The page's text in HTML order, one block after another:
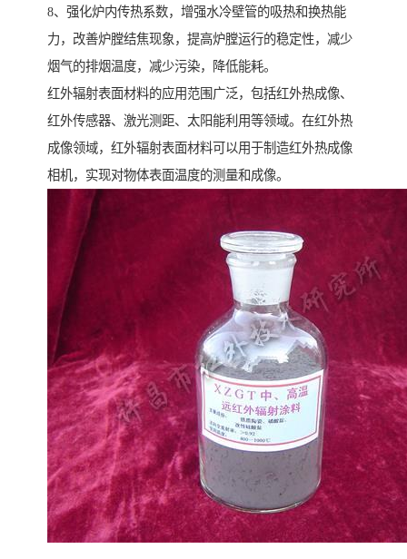
8、强化炉内传热系数，增强水冷壁管的吸热和换热能
力，改善炉膛结焦现象，提高炉膛运行的稳定性，减少
烟气的排烟温度，减少污染，降低能耗。
红外辐射表面材料的应用范围广泛，包括红外热成像、
红外传感器、激光测距、太阳能利用等领域。在红外热
成像领域，红外辐射表面材料可以用于制造红外热成像
相机，实现对物体表面温度的测量和成像。